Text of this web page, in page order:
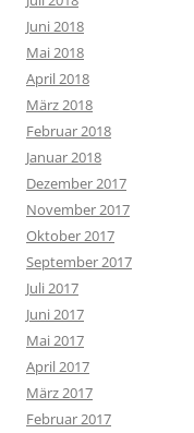
Juni 2018
Mai 2018
April 2018
März 2018
Februar 2018
Januar 2018
Dezember 2017
November 2017
Oktober 2017
September 2017
Juli 2017
Juni 2017
Mai 2017
April 2017
März 2017
Februar 2017